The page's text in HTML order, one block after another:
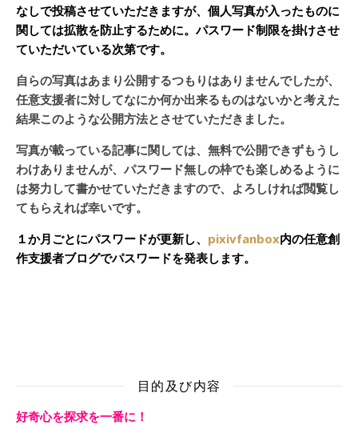
なしで投稿させていただきますが、個人写真が入ったものに
関しては拡散を防止するために。パスワード制限を掛けさせ
ていただいている次第です。
自らの写真はあまり公開するつもりはありませんでしたが、
任意支援者に対してなにか何か出来るものはないかと考えた
結果このような公開方法とさせていただきました。
写真が載っている記事に関しては、無料で公開できずもうし
わけありませんが、パスワード無しの枠でも楽しめるように
は努力して書かせていただきますので、よろしければ閲覧し
てもらえれば幸いです。
１か月ごとにパスワードが更新し、 pixivfanbox内の任意創
作支援者ブログでパスワードを発表します。
目的及び内容
好奇心を探求を一番に！